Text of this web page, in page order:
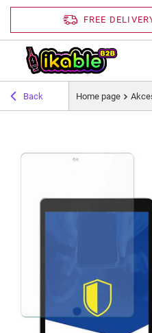
FREE
Back Home page